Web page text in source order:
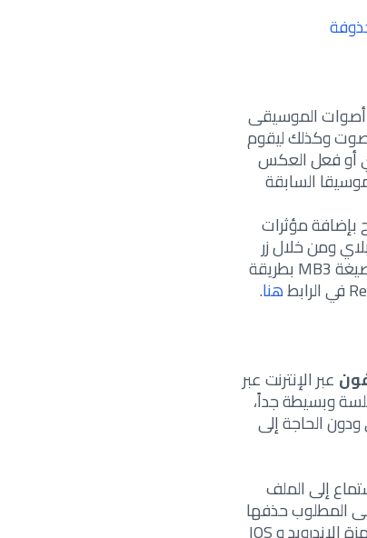
الموسيقى
عن الصوت وكذلك ليقوم
أو فعل العكس
السابقة
مؤثرات
ومن خلال زر
الأزرق وهو الأوديو لتحديد نوع الملف ورفعه للحصول على ملف مطور بصيغة MB3 بطريقة
هنا.
عبر الإنترنت عبر
وبسيطة جداً،
مجاني ودون الحاجة إلى
إلى الملف
المطلوب حذفها